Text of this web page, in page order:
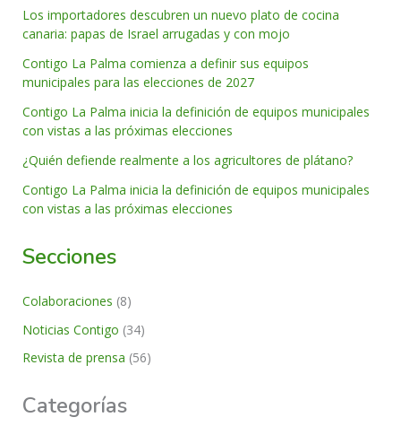
Los importadores descubren un nuevo plato de cocina
canaria: papas de Israel arrugadas y con mojo
Contigo La Palma comienza a definir sus equipos
municipales para las elecciones de 2027
Contigo La Palma inicia la definición de equipos municipales
con vistas a las próximas elecciones
¿Quién defiende realmente a los agricultores de plátano?
Contigo La Palma inicia la definición de equipos municipales
con vistas a las próximas elecciones
Secciones
Colaboraciones (8)
Noticias Contigo (34)
Revista de prensa (56)
Categorías